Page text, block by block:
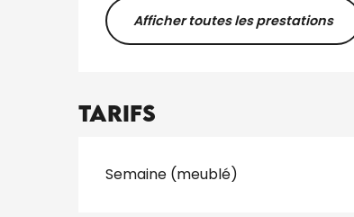
Afficher toutes les prestations
Tarifs
Tarifs 2026
Semaine (meublé)